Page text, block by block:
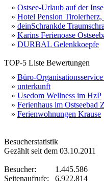
» Ostsee-Urlaub auf der
» Hotel Pension Tirolerherz,
» deinSchrankde
» Karins Ferienoase
» DURBAL Gelenkkoepfe
TOP-5 Liste Bewertungen
» Büro-
» unterkunft
» Usedom Wellness im HzP
» Ferienhaus im Ostseebad
» Ferienwohnungen Krause
Besucherstatistik
Gezählt seit dem 03.10.2011
Besucher:
Seitenaufrufe:
1.445.586
6.922.814